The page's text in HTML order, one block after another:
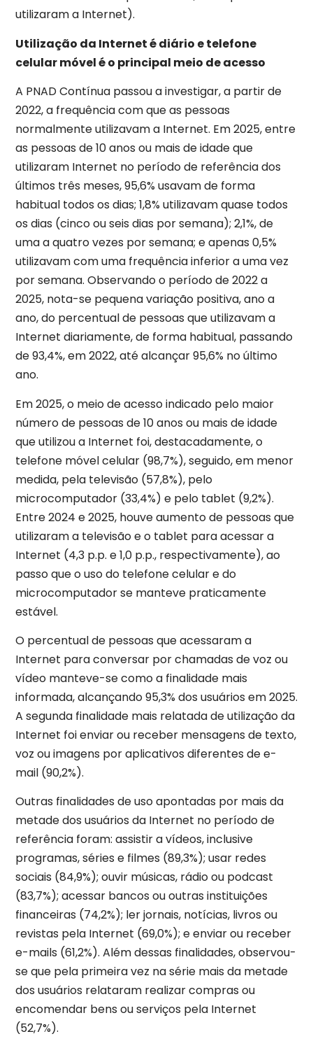
utilizaram a Internet).
Utilização da Internet é diário e telefone
celular móvel é o principal meio de acesso
A PNAD Contínua passou a investigar, a partir de
2022, a frequência com que as pessoas
normalmente utilizavam a Internet. Em 2025, entre
as pessoas de 10 anos ou mais de idade que
utilizaram Internet no período de referência dos
últimos três meses, 95,6% usavam de forma
habitual todos os dias; 1,8% utilizavam quase todos
os dias (cinco ou seis dias por semana); 2,1%, de
uma a quatro vezes por semana; e apenas 0,5%
utilizavam com uma frequência inferior a uma vez
por semana. Observando o período de 2022 a
2025, nota-se pequena variação positiva, ano a
ano, do percentual de pessoas que utilizavam a
Internet diariamente, de forma habitual, passando
de 93,4%, em 2022, até alcançar 95,6% no último
ano.
Em 2025, o meio de acesso indicado pelo maior
número de pessoas de 10 anos ou mais de idade
que utilizou a Internet foi, destacadamente, o
telefone móvel celular (98,7%), seguido, em menor
medida, pela televisão (57,8%), pelo
microcomputador (33,4%) e pelo tablet (9,2%).
Entre 2024 e 2025, houve aumento de pessoas que
utilizaram a televisão e o tablet para acessar a
Internet (4,3 p.p. e 1,0 p.p., respectivamente), ao
passo que o uso do telefone celular e do
microcomputador se manteve praticamente
estável.
O percentual de pessoas que acessaram a
Internet para conversar por chamadas de voz ou
vídeo manteve-se como a finalidade mais
informada, alcançando 95,3% dos usuários em 2025.
A segunda finalidade mais relatada de utilização da
Internet foi enviar ou receber mensagens de texto,
voz ou imagens por aplicativos diferentes de e-
mail (90,2%).
Outras finalidades de uso apontadas por mais da
metade dos usuários da Internet no período de
referência foram: assistir a vídeos, inclusive
programas, séries e filmes (89,3%); usar redes
sociais (84,9%); ouvir músicas, rádio ou podcast
(83,7%); acessar bancos ou outras instituições
financeiras (74,2%); ler jornais, notícias, livros ou
revistas pela Internet (69,0%); e enviar ou receber
e-mails (61,2%). Além dessas finalidades, observou-
se que pela primeira vez na série mais da metade
dos usuários relataram realizar compras ou
encomendar bens ou serviços pela Internet
(52,7%).